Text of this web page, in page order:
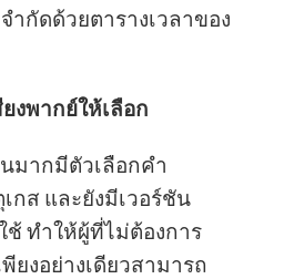
กัดด้วยตารางเวลาของ
งพากย์ให้เลือก
มากมีตัวเลือกคำ
กส และยังมีเวอร์ชัน
ช้ ทำให้ผู้ที่ไม่ต้องการ
ยงอย่างเดียวสามารถ